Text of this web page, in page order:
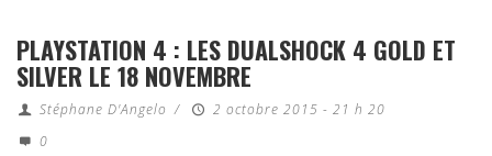
PLAYSTATION 4 : LES DUALSHOCK 4 GOLD ET
SILVER LE 18 NOVEMBRE
Stéphane D'Angelo /
2 octobre 2015 - 21 h 20
0